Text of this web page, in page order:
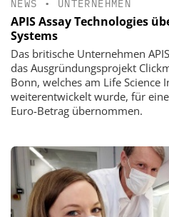
NEWS • UNTERNEHMEN
APIS Assay Technologies
Systems
Das britische Unternehmen
das Ausgründungsprojekt
Bonn, welches am Life Science
weiterentwickelt wurde, für
Euro-Betrag übernommen.